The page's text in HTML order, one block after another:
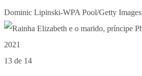
Dominic Lipinski-WPA Pool/Getty Images
13 de 14